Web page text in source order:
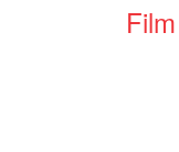
Film